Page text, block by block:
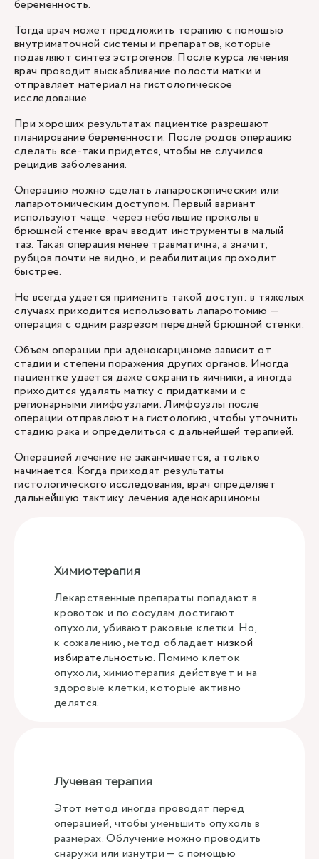
беременность.
Тогда врач может предложить терапию с помощью
внутриматочной системы и препаратов, которые
подавляют синтез эстрогенов. После курса лечения
врач проводит выскабливание полости матки и
отправляет материал на гистологическое
исследование.
При хороших результатах пациентке разрешают
планирование беременности. После родов операцию
сделать все-таки придется, чтобы не случился
рецидив заболевания.
Операцию можно сделать лапароскопическим или
лапаротомическим доступом. Первый вариант
используют чаще: через небольшие проколы в
брюшной стенке врач вводит инструменты в малый
таз. Такая операция менее травматична, а значит,
рубцов почти не видно, и реабилитация проходит
быстрее.
Не всегда удается применить такой доступ: в тяжелых
случаях приходится использовать лапаротомию —
операция с одним разрезом передней брюшной стенки.
Объем операции при аденокарциноме зависит от
стадии и степени поражения других органов. Иногда
пациентке удается даже сохранить яичники, а иногда
приходится удалять матку с придатками и с
регионарными лимфоузлами. Лимфоузлы после
операции отправляют на гистологию, чтобы уточнить
стадию рака и определиться с дальнейшей терапией.
Операцией лечение не заканчивается, а только
начинается. Когда приходят результаты
гистологического исследования, врач определяет
дальнейшую тактику лечения аденокарциномы.
Химиотерапия
Лекарственные препараты попадают в
кровоток и по сосудам достигают
опухоли, убивают раковые клетки. Но,
к сожалению, метод обладает низкой
избирательностью. Помимо клеток
опухоли, химиотерапия действует и на
здоровые клетки, которые активно
делятся.
Лучевая терапия
Этот метод иногда проводят перед
операцией, чтобы уменьшить опухоль в
размерах. Облучение можно проводить
снаружи или изнутри — с помощью